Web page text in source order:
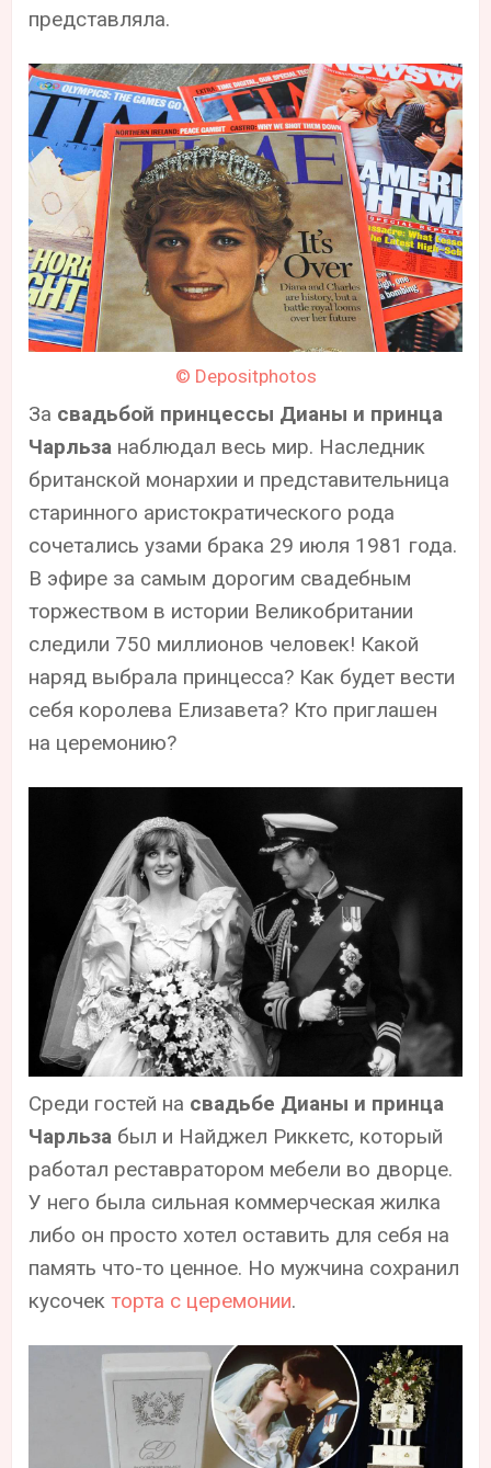
представляла.
© Depositphotos
За свадьбой принцессы Дианы и принца
Чарльза наблюдал весь мир. Наследник
британской монархии и представительница
старинного аристократического рода
сочетались узами брака 29 июля 1981 года.
В эфире за самым дорогим свадебным
торжеством в истории Великобритании
следили 750 миллионов человек! Какой
наряд выбрала принцесса? Как будет вести
себя королева Елизавета? Кто приглашен
на церемонию?
Среди гостей на свадьбе Дианы и принца
Чарльза был и Найджел Риккетс, который
работал реставратором мебели во дворце.
У него была сильная коммерческая жилка
либо он просто хотел оставить для себя на
память что-то ценное. Но мужчина сохранил
кусочекторта с церемонии.